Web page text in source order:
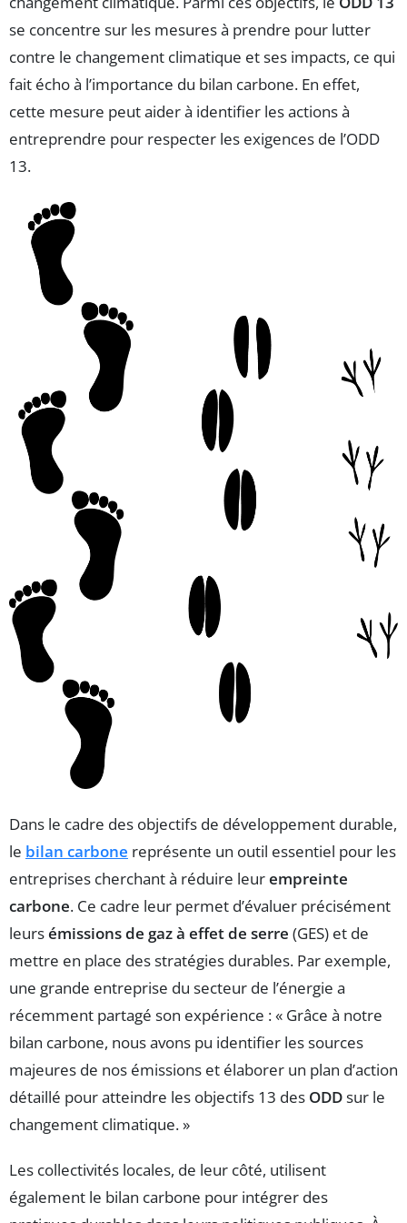
se concentre sur les mesures à prendre pour lutter
contre le changement climatique et ses impacts, ce qui
fait écho à l’importance du bilan carbone. En effet,
cette mesure peut aider à identifier les actions à
entreprendre pour respecter les exigences de l’ODD
13.
Dans le cadre des objectifs de développement durable,
le bilan carbone représente un outil essentiel pour les
entreprises cherchant à réduire leurempreinte
carbone. Ce cadre leur permet d’évaluer précisément
leursémissions de gaz à effet de serre (GES) et de
mettre en place des stratégies durables. Par exemple,
une grande entreprise du secteur de l’énergie a
récemment partagé son expérience : « Grâce à notre
bilan carbone, nous avons pu identifier les sources
majeures de nos émissions et élaborer un plan d’action
détaillé pour atteindre les objectifs 13 des ODDsur le
changement climatique. »
Les collectivités locales, de leur côté, utilisent
également le bilan carbone pour intégrer des